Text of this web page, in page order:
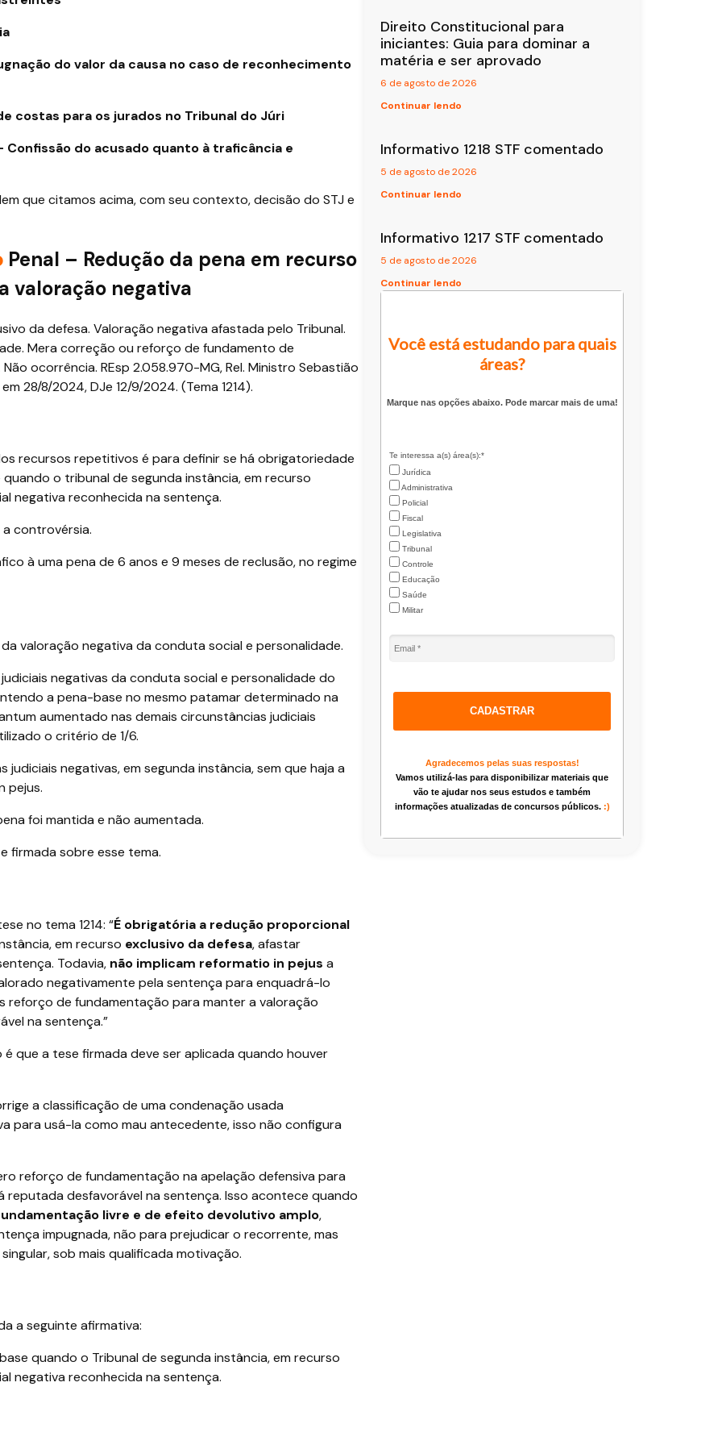
do valor da causa no caso de reconhecimento
costas para os jurados no Tribunal do Júri
Confissão do acusado quanto à traficância e
que citamos acima, com seu contexto, decisão do STJ e
Penal – Redução da pena em recurso
valoração negativa
da defesa. Valoração negativa afastada pelo Tribunal.
Mera correção ou reforço de fundamento de
ocorrência. REsp 2.058.970-MG, Rel. Ministro Sebastião
28/8/2024, DJe 12/9/2024. (Tema 1214).
recursos repetitivos é para definir se há obrigatoriedade
o tribunal de segunda instância, em recurso
negativa reconhecida na sentença.
controvérsia.
à uma pena de 6 anos e 9 meses de reclusão, no regime
valoração negativa da conduta social e personalidade.
negativas da conduta social e personalidade do
a pena-base no mesmo patamar determinado na
aumentado nas demais circunstâncias judiciais
o critério de 1/6.
negativas, em segunda instância, sem que haja a
pejus.
foi mantida e não aumentada.
firmada sobre esse tema.
no tema 1214: “É obrigatória a redução proporcional
em recurso exclusivo da defesa, afastar
Todavia, não implicam reformatio in pejus a
negativamente pela sentença para enquadrá-lo
reforço de fundamentação para manter a valoração
na sentença.”
que a tese firmada deve ser aplicada quando houver
a classificação de uma condenação usada
para usá-la como mau antecedente, isso não configura
reforço de fundamentação na apelação defensiva para
desfavorável na sentença. Isso acontece quando
livre e de efeito devolutivo amplo,
impugnada, não para prejudicar o recorrente, mas
sob mais qualificada motivação.
a seguinte afirmativa:
quando o Tribunal de segunda instância, em recurso
negativa reconhecida na sentença.
Direito Constitucional para
iniciantes: Guia para dominar a
matéria e ser aprovado
6 de agosto de 2026
Continuar lendo
Informativo 1218 STF comentado
5 de agosto de 2026
Continuar lendo
Informativo 1217 STF comentado
5 de agosto de 2026
Continuar lendo
Você está estudando para quais
áreas?
Marque nas opções abaixo. Pode marcar mais de uma!
Te interessa a(s) área(s):*
Jurídica
Administrativa
Policial
Fiscal
Legislativa
Tribunal
Controle
Educação
Saúde
Militar
CADASTRAR
Agradecemos pelas suas respostas!
Vamos utilizá-las para disponibilizar materiais que
vão te ajudar nos seus estudos e também
informações atualizadas de concursos públicos. :)